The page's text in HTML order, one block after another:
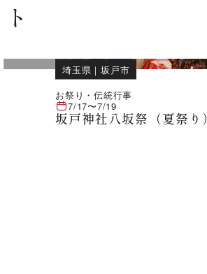
埼玉県 ｜坂戸市
お祭り・伝統行事
7/17〜7/19
坂戸神社八坂祭（夏祭り）